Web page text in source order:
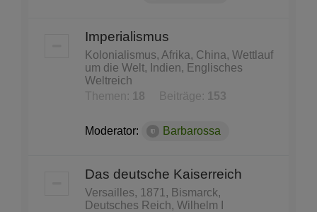
Imperialismus
Kolonialismus, Afrika, China, Wettlauf
um die Welt, Indien, Englisches
Weltreich
Themen:
18 Beiträge: 153
Moderator: Barbarossa
Das deutsche Kaiserreich
Versailles, 1871, Bismarck,
Deutsches Reich, Wilhelm I